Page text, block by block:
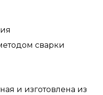
сварки
и изготовлена из